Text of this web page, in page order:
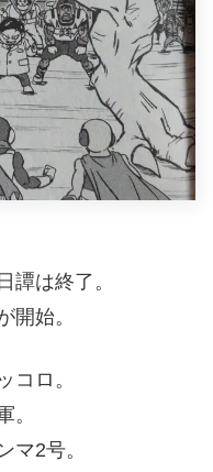
譚は終了。
開始。
コロ。
。
マ2号。